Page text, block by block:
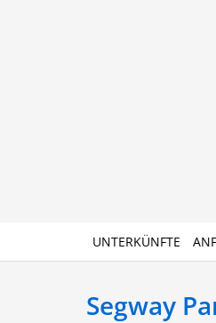
UNTERKÜNFTE
Segway